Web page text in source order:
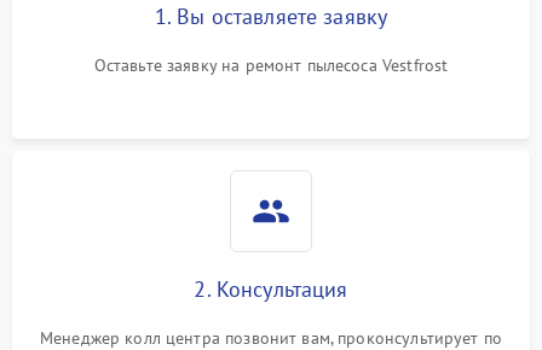
1. Вы оставляете заявку
Оставьте заявку на ремонт пылесоса Vestfrost
2. Консультация
Менеджер колл центра позвонит вам, проконсультирует по